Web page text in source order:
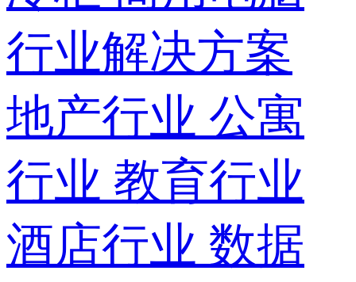
行业解决方案
地产行业 公寓
行业 教育行业
酒店行业 数据